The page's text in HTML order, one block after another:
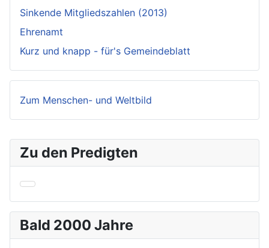
Zu den Predigten
Bald 2000 Jahre
Sinkende Mitgliedszahlen (2013)
Ehrenamt
Kurz und knapp - für's Gemeindeblatt
Zum Menschen- und Weltbild